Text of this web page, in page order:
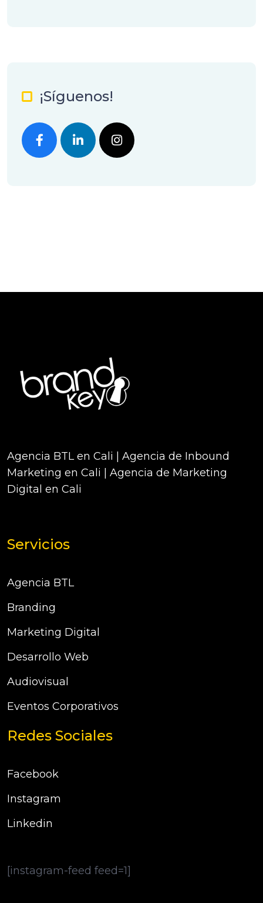
¡Síguenos!
Agencia BTL en Cali | Agencia de Inbound
Marketing en Cali | Agencia de Marketing
Digital en Cali
Servicios
Agencia BTL
Branding
Marketing Digital
Desarrollo Web
Audiovisual
Eventos Corporativos
Redes Sociales
Facebook
Instagram
Linkedin
[instagram-feed feed=1]